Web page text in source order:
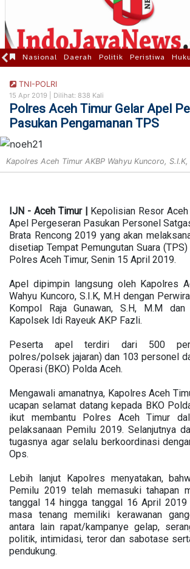
Nasional Daerah Politik Peristiwa
TNI-POLRI
15 Apr 2019 | Dilihat: 838 Kali
Polres Aceh Timur Gelar Apel
Pasukan Pengamanan TPS
Kapolres Aceh Timur AKBP Wahyu Kuncoro, S.I.K,
IJN - Aceh Timur | Kepolisian Resor
Apel Pergeseran Pasukan Personel
Brata Rencong 2019 yang akan
disetiap Tempat Pemungutan Suara
Polres Aceh Timur, Senin 15 April 2019.
Apel dipimpin langsung oleh Kapolres
Wahyu Kuncoro, S.I.K, M.H dengan
Kompol Raja Gunawan, S.H, M.M dan
Kapolsek Idi Rayeuk AKP Fazli.
Peserta apel terdiri dari 500
polres/polsek jajaran) dan 103 personel
Operasi (BKO) Polda Aceh.
Mengawali amanatnya, Kapolres Aceh
ucapan selamat datang kepada BKO
ikut membantu Polres Aceh Timur
pelaksanaan Pemilu 2019. Selanjutnya
tugasnya agar selalu berkoordinasi
Ops.
Lebih lanjut Kapolres menyatakan,
Pemilu 2019 telah memasuki tahapan
tanggal 14 hingga tanggal 16 April 2019
masa tenang memiliki kerawanan
antara lain rapat/kampanye gelap,
politik, intimidasi, teror dan sabotase
pendukung.